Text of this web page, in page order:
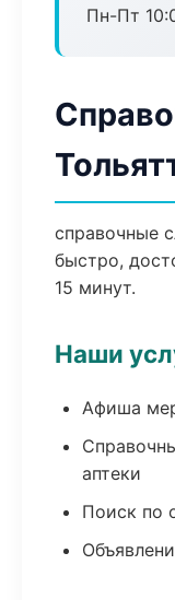
Пн-Пт
справочные
быстро,
15 минут.
Наши
Афиша
аптеки
Поиск по